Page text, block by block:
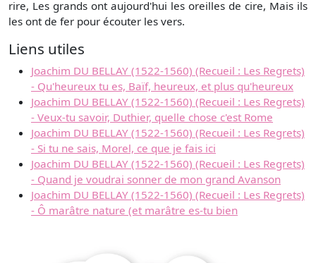
rire, Les grands ont aujourd'hui les oreilles de cire, Mais ils
les ont de fer pour écouter les vers.
Liens utiles
Joachim DU BELLAY (1522-1560) (Recueil : Les Regrets)
- Qu'heureux tu es, Baïf, heureux, et plus qu'heureux
Joachim DU BELLAY (1522-1560) (Recueil : Les Regrets)
- Veux-tu savoir, Duthier, quelle chose c'est Rome
Joachim DU BELLAY (1522-1560) (Recueil : Les Regrets)
- Si tu ne sais, Morel, ce que je fais ici
Joachim DU BELLAY (1522-1560) (Recueil : Les Regrets)
- Quand je voudrai sonner de mon grand Avanson
Joachim DU BELLAY (1522-1560) (Recueil : Les Regrets)
- Ô marâtre nature (et marâtre es-tu bien